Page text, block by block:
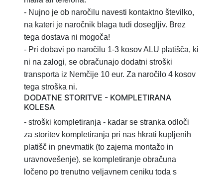
- Nujno je ob naročilu navesti kontaktno številko,
na kateri je naročnik blaga tudi dosegljiv. Brez
tega dostava ni mogoča!
- Pri dobavi po naročilu 1-3 kosov ALU platišča, ki
ni na zalogi, se obračunajo dodatni stroški
transporta iz Nemčije 10 eur. Za naročilo 4 kosov
tega stroška ni.
DODATNE STORITVE - KOMPLETIRANA
KOLESA
- stroški kompletiranja - kadar se stranka odloči
za storitev kompletiranja pri nas hkrati kupljenih
platišč in pnevmatik (to zajema montažo in
uravnovešenje), se kompletiranje obračuna
ločeno po trenutno veljavnem ceniku toda s